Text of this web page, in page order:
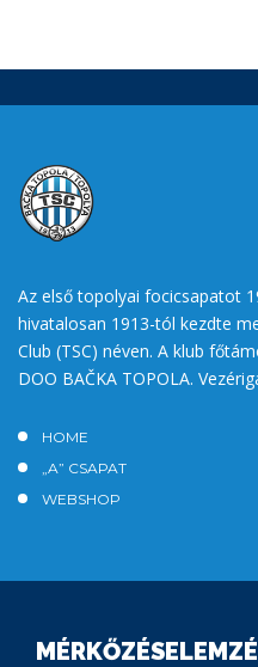
Az első topolyai focicsapatot
hivatalosan 1913-tól kezdte
Club (TSC) néven. A klub
DOO BAČKA TOPOLA.
HOME
„A” CSAPAT
WEBSHOP